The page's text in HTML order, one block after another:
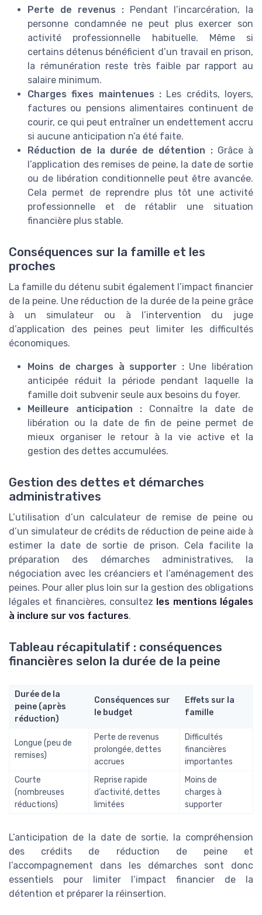
Perte de revenus : Pendant l’incarcération, la
personne condamnée ne peut plus exercer son
activité professionnelle habituelle. Même si
certains détenus bénéficient d’un travail en prison,
la rémunération reste très faible par rapport au
salaire minimum.
Charges fixes maintenues : Les crédits, loyers,
factures ou pensions alimentaires continuent de
courir, ce qui peut entraîner un endettement accru
si aucune anticipation n’a été faite.
Réduction de la durée de détention :Grâce à
l’application des remises de peine, la date de sortie
ou de libération conditionnelle peut être avancée.
Cela permet de reprendre plus tôt une activité
professionnelle et de rétablir une situation
financière plus stable.
Conséquences sur la famille et les
proches
La famille du détenu subit également l’impact financier
de la peine. Une réduction de la durée de la peine grâce
à un simulateur ou à l’intervention du juge
d’application des peines peut limiter les difficultés
économiques.
Moins de charges à supporter :Une libération
anticipée réduit la période pendant laquelle la
famille doit subvenir seule aux besoins du foyer.
Meilleure anticipation : Connaître la date de
libération ou la date de fin de peine permet de
mieux organiser le retour à la vie active et la
gestion des dettes accumulées.
Gestion des dettes et démarches
administratives
L’utilisation d’un calculateur de remise de peine ou
d’un simulateur de crédits de réduction de peine aide à
estimer la date de sortie de prison. Cela facilite la
préparation des démarches administratives, la
négociation avec les créanciers et l’aménagement des
peines. Pour aller plus loin sur la gestion des obligations
légales et financières, consultez les mentions légales
à inclure sur vos factures.
Tableau récapitulatif : conséquences
financières selon la durée de la peine
Durée de la
peine (après
réduction)
Conséquences sur
le budget
Effets sur la
famille
Longue (peu de
remises)
Perte de revenus
prolongée, dettes
accrues
Difficultés
financières
importantes
Courte
(nombreuses
réductions)
Reprise rapide
d’activité, dettes
limitées
Moins de
charges à
supporter
L’anticipation de la date de sortie, la compréhension
des crédits de réduction de peine et
l’accompagnement dans les démarches sont donc
essentiels pour limiter l’impact financier de la
détention et préparer la réinsertion.